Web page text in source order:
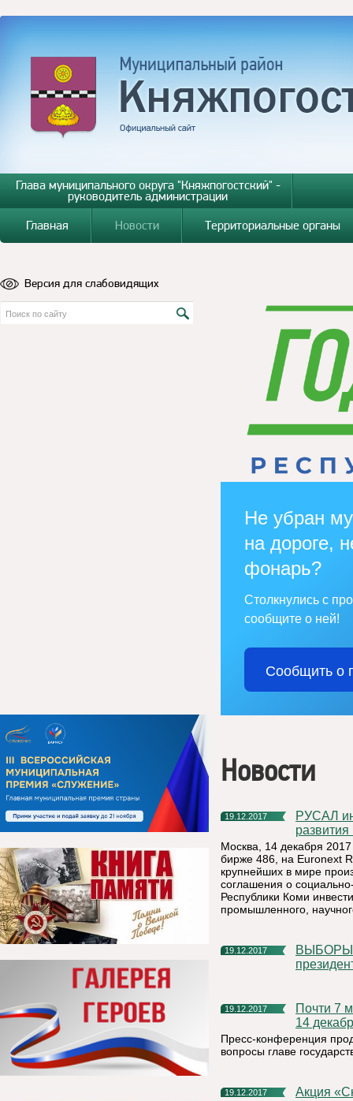
Глава муниципального округа "Княжпогостский" -
руководитель администрации
Главная
Новости Территориальные органы
Версия для слабовидящих
Не убран
на дороге,
фонарь?
Столкнулись с
сообщите о ней!
Сообщить о
Новости
19.12.2017
РУСАЛ инвестировал более 3 млрд рублей в проекты
Москва, 14 декабря
бирже 486, на Euronext
крупнейших в мире
соглашения о
Республики Коми
промышленного,
19.12.2017
ВЫБОРЫ ПРЕЗИДЕНТА РОССИИ Памфилова дала старт
19.12.2017
Почти 7 млн россиян посмотрели пресс-конференцию Путина
14
Пресс-конференция
вопросы главе
19.12.2017 Акция